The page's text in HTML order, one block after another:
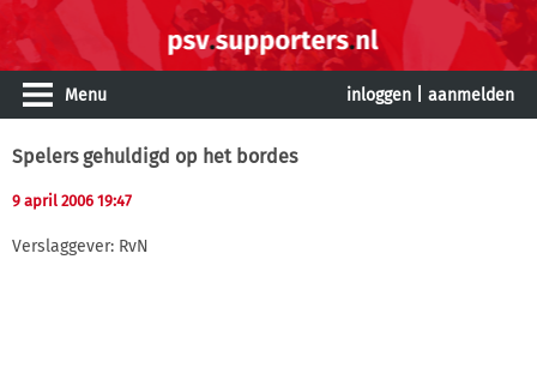
Menu inloggen aanmelden
Spelers gehuldigd op het bordes
9 april 2006 19:47
Verslaggever: RvN